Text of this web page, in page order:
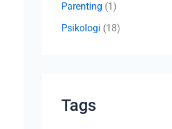
Parenting (1)
Psikologi (18)
Tags